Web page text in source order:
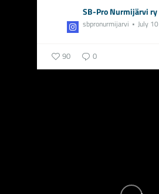
SB-Pro Nurmijärvi ry
sbpronurmijarvi July 10
90 0